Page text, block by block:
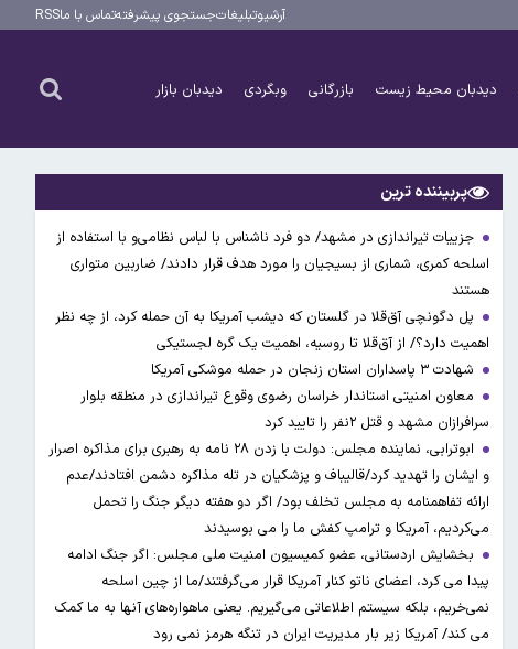
آرشیوتبلیغاتجستجوی پیشرفتهتماس با ماRSS
دیدبان محیط زیست بازرگانی وبگردی دیدبان بازار
پربیننده ترین
جزییات تیراندازی در مشهد/ دو فرد ناشناس با لباس نظامی‌و با استفاده از
اسلحه کمری، شماری از بسیجیان را مورد هدف قرار دادند/ ضاربین متواری
هستند
پل دگونچی آق‌قلا در گلستان که دیشب آمریکا به آن حمله کرد، از چه نظر
اهمیت دارد؟/ از آق‌قلا تا روسیه، اهمیت یک گره لجستیکی
شهادت ۳ ‌پاسداران استان زنجان در حمله موشکی آمریکا
معاون امنیتی استاندار خراسان رضوی وقوع تیراندازی در منطقه بلوار
سرافرازان مشهد و قتل ۲نفر را تایید کرد
ابوترابی، نماینده مجلس: دولت با زدن ۲۸ نامه به رهبری برای مذاکره اصرار
و ایشان را تهدید کرد/قالیباف و پزشکیان در تله مذاکره دشمن افتادند/عدم
ارائه تفاهمنامه به مجلس تخلف بود/ اگر دو هفته دیگر جنگ را تحمل
می‌کردیم، آمریکا و ترامپ کفش ما را می بوسیدند
بخشایش اردستانی، عضو کمیسیون امنیت ملی مجلس: اگر جنگ ادامه
پیدا می کرد، اعضای ناتو کنار آمریکا قرار می‌گرفتند/ما از چین اسلحه
نمی‌خریم، بلکه سیستم اطلاعاتی می‌گیریم. یعنی ماهواره‌های آنها به ما کمک
می کند/ آمریکا زیر بار مدیریت ایران در تنگه هرمز نمی رود